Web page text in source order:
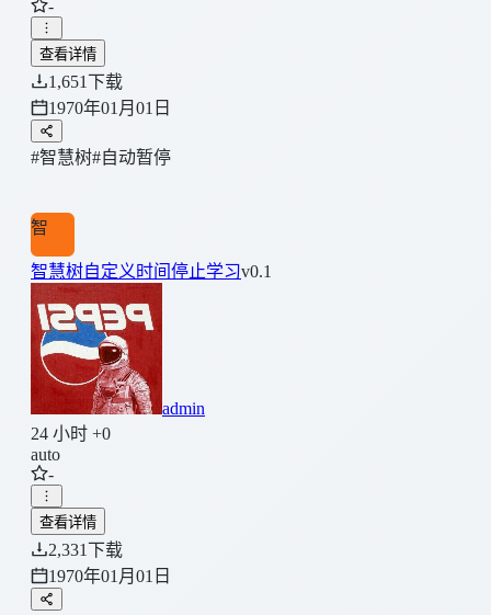
-
查看详情
1,651下载
1970年01月01日
#智慧树#自动暂停
智
智慧树自定义时间停止学习v0.1
admin
24 小时 +0
auto
-
查看详情
2,331下载
1970年01月01日